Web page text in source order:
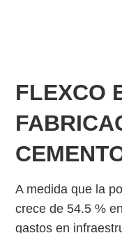
FLEXCO
A medida que la
crece de 54.5 %
gastos en